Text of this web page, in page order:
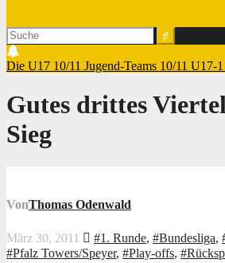
Die U17 10/11 Jugend-Teams 10/11 U17-1
Gutes drittes
Sieg
VonThomas Odenwald
März 30, 2011 #1. Runde, #Bundesliga,
#Pfalz Towers/Speyer, #Play-offs,